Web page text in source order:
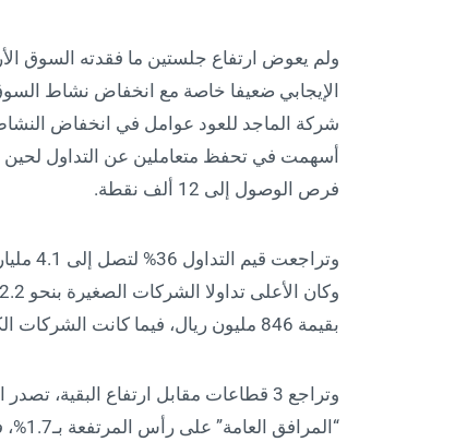
الإيجابي ضعيفا خاصة مع انخفاض نشاط
شركة الماجد للعود عوامل في انخفاض
فرص الوصول إلى 12 ألف نقطة.
بقيمة 846 مليون ريال، فيما كانت الشركات الكبيرة الأفضل أداء بارتفاع مؤشرها 0.6%.
“المرافق العامة” على رأس المرتفعة بـ1.7%، فيما كانت البنوك الأعلى تداولا بقيمة 626 مليون ريال.